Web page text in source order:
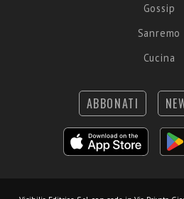
Gossip
Sanremo
Cucina
ABBONATI